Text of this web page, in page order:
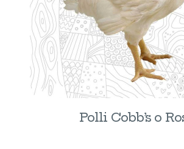
Polli Cobb’s o